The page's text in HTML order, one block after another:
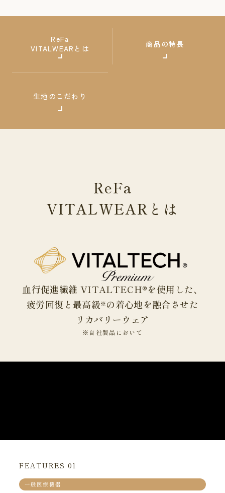
ReFa
VITALWEARとは
商品の特長
生地のこだわり
ReFa
VITALWEAR とは
血行促進繊維 VITALTECH®を使用した、
疲労回復と最高級※の着心地を融合させた
リカバリーウェア
※自社製品において
FEATURES 01
一般医療機器